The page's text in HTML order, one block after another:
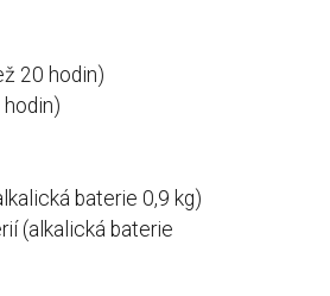
20 hodin)
baterie 0,9 kg)
(alkalická baterie